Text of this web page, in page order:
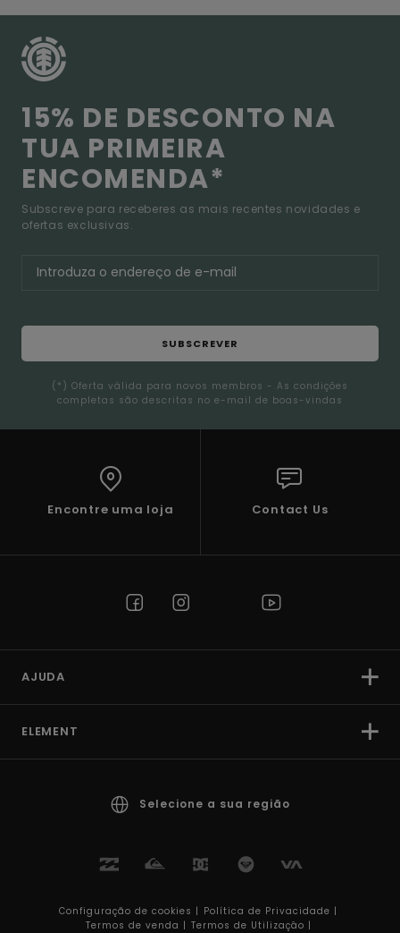
15% DE DESCONTO NA
TUA PRIMEIRA
ENCOMENDA*
Subscreve para receberes as mais recentes novidades e
ofertas exclusivas.
SUBSCREVER
(*) Oferta válida para novos membros - As condições
completas são descritas no e-mail de boas-vindas
Encontre uma loja Contact Us
AJUDA
ELEMENT
Selecione a sua região
Configuração de cookies | Política de Privacidade |
Termos de venda | Termos de Utilizaçâo |